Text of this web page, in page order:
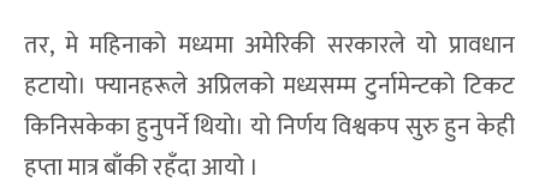
तर, मे महिनाको मध्यमा अमेरिकी सरकारले यो प्रावधान
हटायो। फ्यानहरूले अप्रिलको मध्यसम्म टुर्नामेन्टको टिकट
किनिसकेका हुनुपर्ने थियो। यो निर्णय विश्वकप सुरु हुन केही
हप्ता मात्र बाँकी रहँदा आयो ।